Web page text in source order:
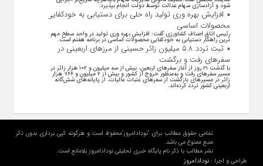
شود و آزادسازی سهام عدالت توسط دولت انجام بپذیرد.
افزایش بهره وری تولید راه حلی برای دستیابی به خودکفایی
محصولات اساسی
رئیس اتاق اصناف کشاورزی گفت: افزایش بهره وری تولید در واحد سطح مهم
ترین راهکار دستیابی به خودکفایی محصولات اساسی در برنامه هفتم است.
ثبت تردد ۵.۸ میلیون زائر حسینی از مرزهای اربعینی در
سفرهای رفت و برگشت
با گذشت ۲۱ روز از آغاز سفرهای اربعین، بیش از سه میلیون و ۱۰۲ هزار زائر در
مسیر سفرهای رفت و به‌منظور خروج از کشور و بیش از ۲ میلیون و ۷۶۶ هزار
زائر در مسیرهای بازگشت از سفرهای عتبات عالیات، از پایانه‌های شش‌گانه
اربعینی کشور تردد کرده‌اند.
تمامی حقوق مطالب برای "نودادامروز"محفوظ است و هرگونه کپی برداری بدون ذکر
منبع ممنوع می باشد.
نشر مطالب با ذکر نام پایگاه خبری تحلیلی نودادامروز بلامانع است.
طراحی و اجرا :نودادامروز